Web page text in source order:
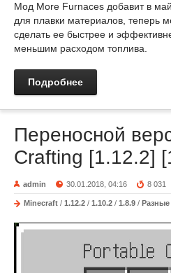
Мод More Furnaces добавит в
для плавки материалов, теперь
сделать ее быстрее и
меньшим расходом топлива.
Подробнее
Переносной
Crafting [1.12.2]
admin 30.01.2018, 04:16 8 031
Minecraft / 1.12.2 / 1.10.2 / 1.8.9 / Разные